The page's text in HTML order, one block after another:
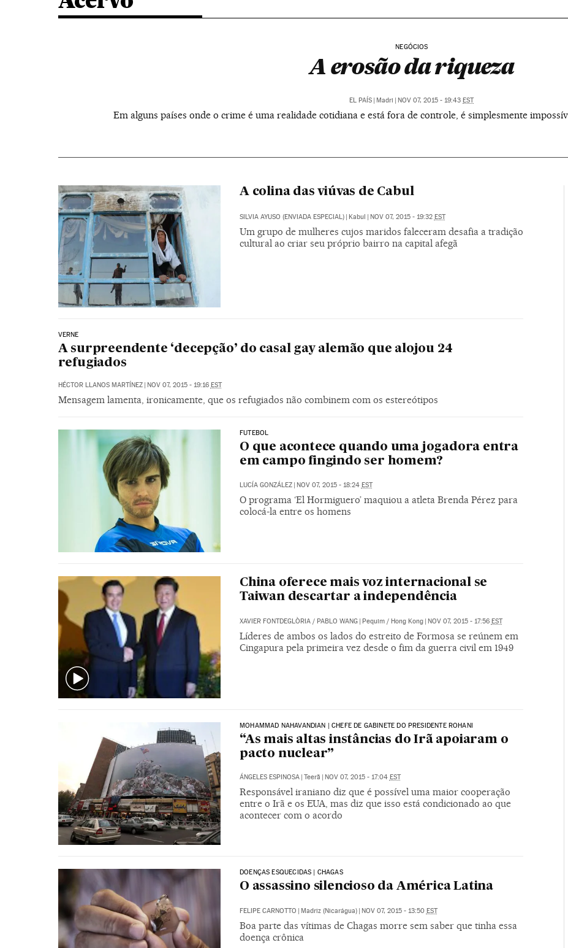
NEGÓCIOS
A erosão da riqueza
EL PAÍS | Madri | NOV 07, 2015 - 19:43EST
Em alguns países onde o crime é uma realidade cotidiana e está fora de controle, é simplesmente
A colina das viúvas de Cabul
SILVIA AYUSO (ENVIADA ESPECIAL) | Kabul | NOV 07, 2015 - 19:32 EST
Um grupo de mulheres cujos maridos faleceram desafia a tradição
cultural ao criar seu próprio bairro na capital afegã
VERNE
A surpreendente ‘decepção’ do casal gay alemão que alojou 24
refugiados
HÉCTOR LLANOS MARTÍNEZ NOV 07, 2015 - 19:16 EST
Mensagem lamenta, ironicamente, que os refugiados não combinem com os estereótipos
FUTEBOL
O que acontece quando uma jogadora entra
em campo fingindo ser homem?
LUCÍA GONZÁLEZ NOV 07, 2015 - 18:24 EST
O programa ‘El Hormiguero’ maquiou a atleta Brenda Pérez para
colocá-la entre os homens
China oferece mais voz internacional se
Taiwan descartar a independência
XAVIER FONTDEGLÒRIA/ PABLO WANG | Pequim / Hong Kong | NOV 07, 2015 - 17:56 EST
Líderes de ambos os lados do estreito de Formosa se reúnem em
Cingapura pela primeira vez desde o fim da guerra civil em 1949
MOHAMMAD NAHAVANDIAN | CHEFE DE GABINETE DO PRESIDENTE ROHANI
“As mais altas instâncias do Irã apoiaram o
pacto nuclear”
ÁNGELES ESPINOSA Teerã NOV 07, 2015 - 17:04 EST
Responsável iraniano diz que é possível uma maior cooperação
entre o Irã e os EUA, mas diz que isso está condicionado ao que
acontecer com o acordo
DOENÇAS ESQUECIDAS | CHAGAS
O assassino silencioso da América Latina
FELIPE CARNOTTO | Madriz (Nicarágua) | NOV 07, 2015 - 13:50 EST
Boa parte das vítimas de Chagas morre sem saber que tinha essa
doença crônica